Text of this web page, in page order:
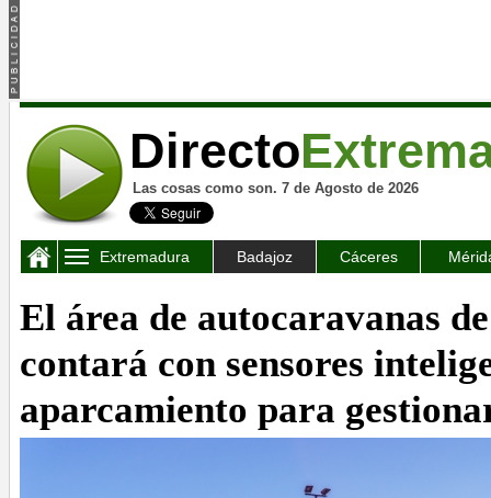
Directo
Las cosas como son. 7 de Agosto de 2026
Extremadura Badajoz Cáceres
El área de autocaravanas
contará con sensores
aparcamiento para